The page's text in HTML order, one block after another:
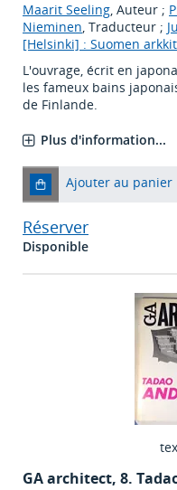
Maarit Seeling, Auteur ;
Nieminen, Traducteur ;
[Helsinki] : Suomen
L'ouvrage, écrit en
les fameux bains
de Finlande.
Plus d'information...
Ajouter au panier
Réserver
Disponible
GA architect, 8.